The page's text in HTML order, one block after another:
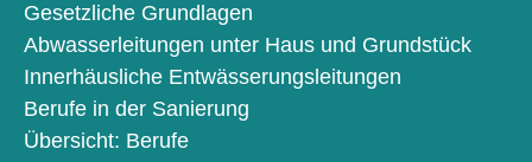
Gesetzliche Grundlagen
Abwasserleitungen unter Haus und Grundstück
Innerhäusliche Entwässerungsleitungen
Berufe in der Sanierung
Übersicht: Berufe